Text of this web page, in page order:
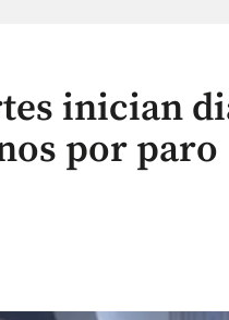
inician
por paro